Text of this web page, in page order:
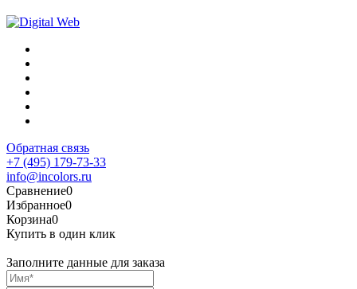
Обратная связь
+7 (495) 179-73-33
info@incolors.ru
Сравнение0
Избранное0
Корзина0
Купить в один клик
Заполните данные для заказа